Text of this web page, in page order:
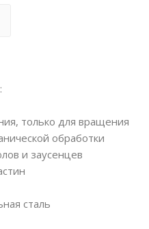
только для вращения
обработки
и заусенцев
сталь